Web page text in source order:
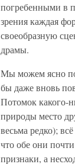
погребенными в
зрения каждая
своеобразную
драмы.
Мы можем ясно
бы даже вновь
Потомок какого-
природы место
весьма редко);
что обе они
признаки, а